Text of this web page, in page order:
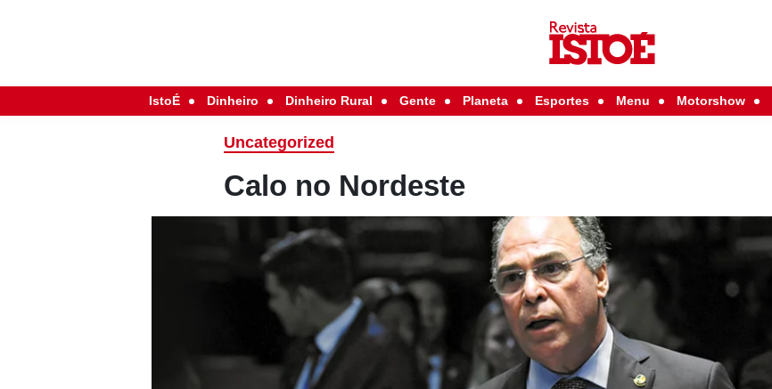
IstoÉ Dinheiro Dinheiro Rural Gente Planeta Esportes Menu Motorshow
Uncategorized
Calo no Nordeste